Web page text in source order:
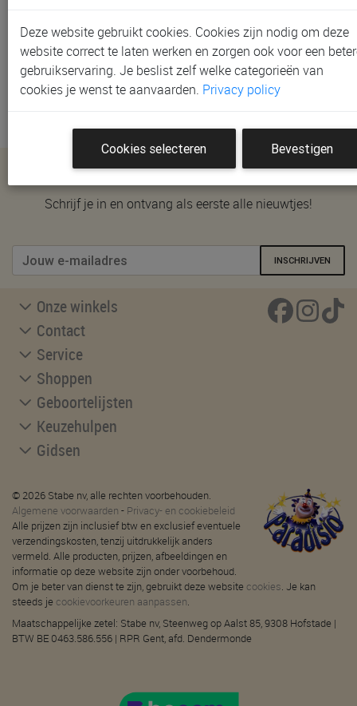
zo snel mogelijk. Word je liever telefonisch of in één
van onze winkels verder geholpen? Bekijk onze
winkelpaginavoor adressen, openingsuren en
afspraakmogelijkheden.
Nieuwsbrief
Schrijf je in en ontvang als eerste alle nieuwtjes!
INSCHRIJVEN
Onze winkels
Contact
Service
Shoppen
Geboortelijsten
Keuzehulpen
Gidsen
© 2026 Stabe nv, alle rechten voorbehouden.
Algemene voorwaarden - Privacy- en cookiebeleid
Alle prijzen zijn inclusief btw en exclusief eventuele
verzendingskosten, tenzij uitdrukkelijk anders
vermeld. Alle producten, prijzen, afbeeldingen en
informatie op deze website zijn onder voorbehoud.
Om je beter van dienst te zijn, gebruikt deze website cookies. Je kan
steeds je cookievoorkeuren aanpassen.
Maatschappelijke zetel: Stabe nv, Steenweg op Aalst 85, 9308 Hofstade |
BTW BE 0463.586.556 | RPR Gent, afd. Dendermonde
Deze website gebruikt cookies. Cookies zijn nodig om deze
website correct te laten werken en zorgen ook voor een
gebruikservaring. Je beslist zelf welke categorieën van
cookies je wenst te aanvaarden. Privacy policy
Cookies selecteren Bevestigen